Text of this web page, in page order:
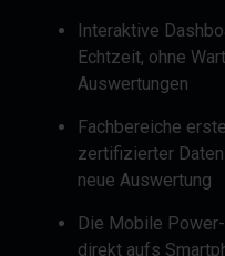
Interaktive
Echtzeit, ohne
Auswertungen
Fachbereiche
zertifizierter
neue Auswertung
Die Mobile
direkt aufs